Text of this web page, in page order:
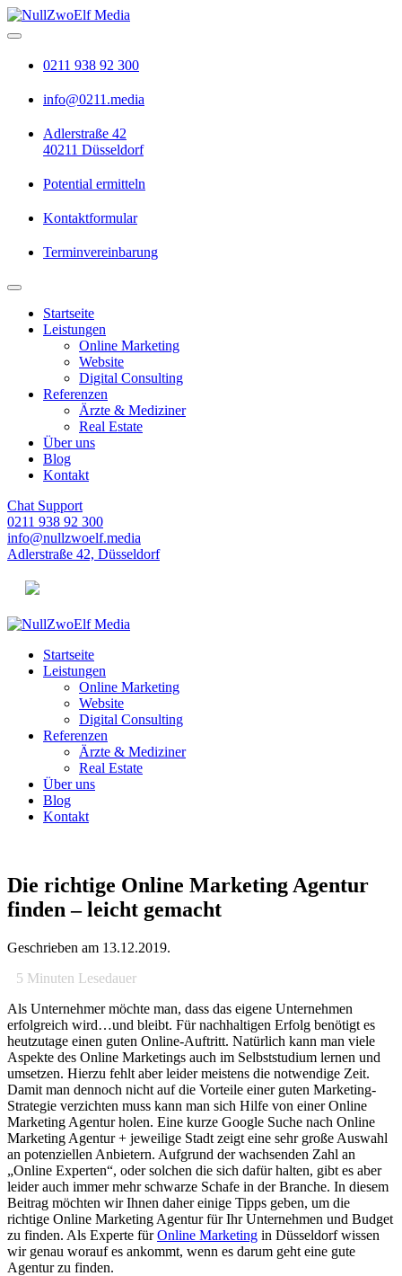
0211 938 92 300
info@0211.media
Adlerstraße 42
40211 Düsseldorf
Potential ermitteln
Kontaktformular
Terminvereinbarung
Startseite
Leistungen
Online Marketing
Website
Digital Consulting
Referenzen
Ärzte & Mediziner
Real Estate
Über uns
Blog
Kontakt
Chat Support
0211 938 92 300
info@nullzwoelf.media
Adlerstraße 42, Düsseldorf
Startseite
Leistungen
Online Marketing
Website
Digital Consulting
Referenzen
Ärzte & Mediziner
Real Estate
Über uns
Blog
Kontakt
Die richtige Online Marketing Agentur
finden – leicht gemacht
Geschrieben am 13.12.2019.
5 Minuten Lesedauer
Als Unternehmer möchte man, dass das eigene Unternehmen
erfolgreich wird…und bleibt. Für nachhaltigen Erfolg benötigt es
heutzutage einen guten Online-Auftritt. Natürlich kann man viele
Aspekte des Online Marketings auch im Selbststudium lernen und
umsetzen. Hierzu fehlt aber leider meistens die notwendige Zeit.
Damit man dennoch nicht auf die Vorteile einer guten Marketing-
Strategie verzichten muss kann man sich Hilfe von einer Online
Marketing Agentur holen. Eine kurze Google Suche nach Online
Marketing Agentur + jeweilige Stadt zeigt eine sehr große Auswahl
an potenziellen Anbietern. Aufgrund der wachsenden Zahl an
„Online Experten“, oder solchen die sich dafür halten, gibt es aber
leider auch immer mehr schwarze Schafe in der Branche. In diesem
Beitrag möchten wir Ihnen daher einige Tipps geben, um die
richtige Online Marketing Agentur für Ihr Unternehmen und Budget
zu finden. Als Experte fürOnline Marketing in Düsseldorf wissen
wir genau worauf es ankommt, wenn es darum geht eine gute
Agentur zu finden.